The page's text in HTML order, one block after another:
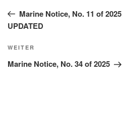
BeitragMarine Notice, No. 11 of 2025
UPDATED
Nächster
Beitrag
WEITER
Marine Notice, No. 34 of 2025